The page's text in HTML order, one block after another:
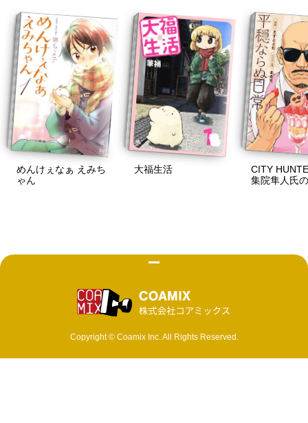
めんけぇなぁ えみち
ゃん
大福生活
CITY
集院隼人氏
Copyright © Coamix Inc. All Rights Reserved.